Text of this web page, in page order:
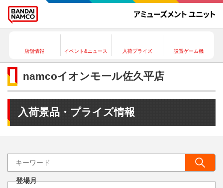
店舗情報 イベント&ニュース 入荷プライズ 設置ゲーム機
namcoイオンモール佐久平店
入荷景品・プライズ情報
登場月